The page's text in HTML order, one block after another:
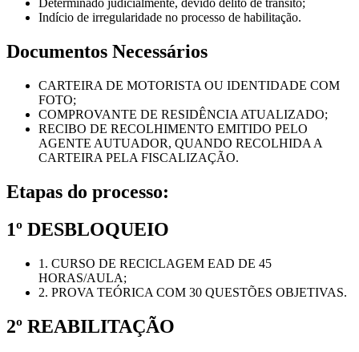
Determinado judicialmente, devido delito de trânsito;
Indício de irregularidade no processo de habilitação.
Documentos Necessários
CARTEIRA DE MOTORISTA OU IDENTIDADE COM
FOTO;
COMPROVANTE DE RESIDÊNCIA ATUALIZADO;
RECIBO DE RECOLHIMENTO EMITIDO PELO
AGENTE AUTUADOR, QUANDO RECOLHIDA A
CARTEIRA PELA FISCALIZAÇÃO.
Etapas do processo:
1º DESBLOQUEIO
1. CURSO DE RECICLAGEM EAD DE 45
HORAS/AULA;
2. PROVA TEÓRICA COM 30 QUESTÕES OBJETIVAS.
2º REABILITAÇÃO